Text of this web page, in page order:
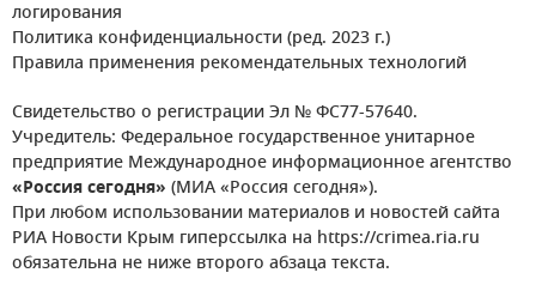
логирования
Политика конфиденциальности (ред. 2023 г.)
Правила применения рекомендательных технологий
Свидетельство о регистрации Эл № ФС77-57640.
Учредитель: Федеральное государственное унитарное
предприятие Международное информационное агентство
«Россия сегодня» (МИА «Россия сегодня»).
При любом использовании материалов и новостей сайта
РИА Новости Крым гиперссылка на https://crimea.ria.ru
обязательна не ниже второго абзаца текста.